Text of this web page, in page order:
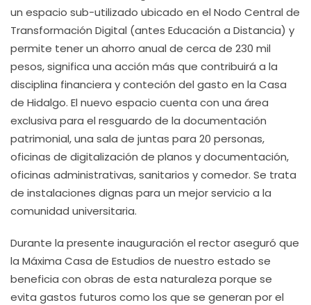
un espacio sub-utilizado ubicado en el Nodo Central de
Transformación Digital (antes Educación a Distancia) y
permite tener un ahorro anual de cerca de 230 mil
pesos, significa una acción más que contribuirá a la
disciplina financiera y conteción del gasto en la Casa
de Hidalgo. El nuevo espacio cuenta con una área
exclusiva para el resguardo de la documentación
patrimonial, una sala de juntas para 20 personas,
oficinas de digitalización de planos y documentación,
oficinas administrativas, sanitarios y comedor. Se trata
de instalaciones dignas para un mejor servicio a la
comunidad universitaria.
Durante la presente inauguración el rector aseguró que
la Máxima Casa de Estudios de nuestro estado se
beneficia con obras de esta naturaleza porque se
evita gastos futuros como los que se generan por el